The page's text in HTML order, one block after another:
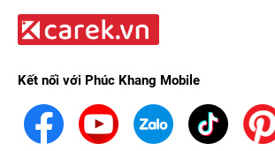
Kết nối với Phúc Khang Mobile